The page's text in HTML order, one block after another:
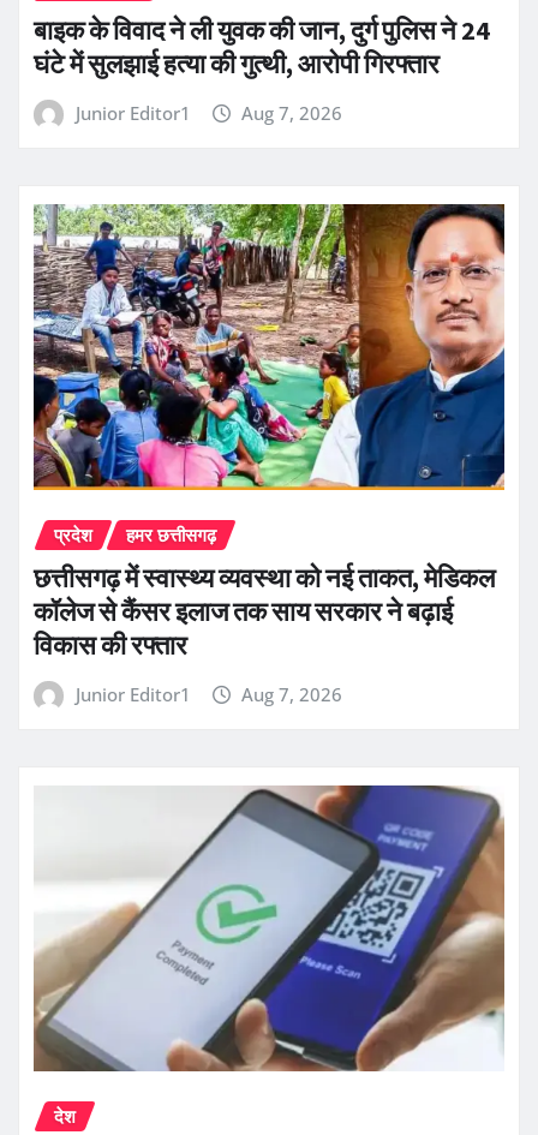
बाइक के विवाद ने ली युवक की जान, दुर्ग पुलिस ने 24
घंटे में सुलझाई हत्या की गुत्थी, आरोपी गिरफ्तार
Junior Editor1 Aug 7, 2026
प्रदेश हमर छत्तीसगढ़
छत्तीसगढ़ में स्वास्थ्य व्यवस्था को नई ताकत, मेडिकल
कॉलेज से कैंसर इलाज तक साय सरकार ने बढ़ाई
विकास की रफ्तार
Junior Editor1 Aug 7, 2026
देश